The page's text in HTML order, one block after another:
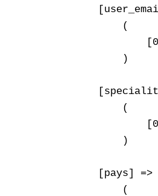
        (
        )
        (
        )
[pays] =>
        (